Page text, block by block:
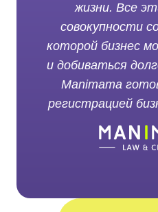
жизни. Все
совокупности
которой бизнес
и добиваться
Manimama
регистрацией